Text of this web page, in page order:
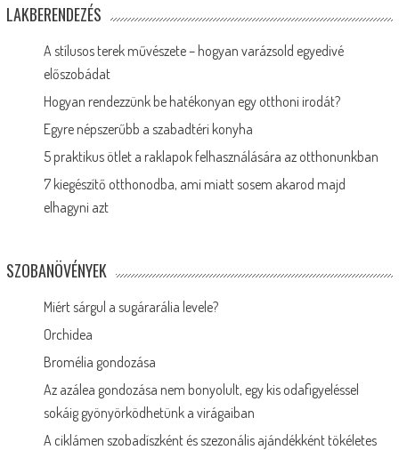
LAKBERENDEZÉS
A stílusos terek művészete – hogyan varázsold egyedivé
előszobádat
Hogyan rendezzünk be hatékonyan egy otthoni irodát?
Egyre népszerűbb a szabadtéri konyha
5 praktikus ötlet a raklapok felhasználására az otthonunkban
7 kiegészítő otthonodba, ami miatt sosem akarod majd
elhagyni azt
SZOBANÖVÉNYEK
Miért sárgul a sugárarália levele?
Orchidea
Bromélia gondozása
Az azálea gondozása nem bonyolult, egy kis odafigyeléssel
sokáig gyönyörködhetünk a virágaiban
A ciklámen szobadíszként és szezonális ajándékként tökéletes